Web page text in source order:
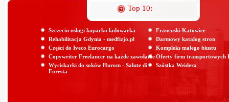
Top 10:
Szczecin usługi koparko ładowarka
Rehabilitacja Gdynia - medfizjo.pl
Części do Iveco Eurocargo
Copywriter Freelancer na każde zawołanie
Wyciskarki do soków Hurom - Salute di
Foresta
Francuski Katowice
Darmowy katalog stron
Kompleks małego biustu
Oferty firm transportowych
Szóstka Weidera